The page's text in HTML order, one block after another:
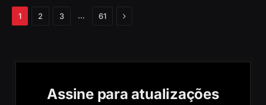
1 2 3 … 61 Próximo
Assine para atualizações